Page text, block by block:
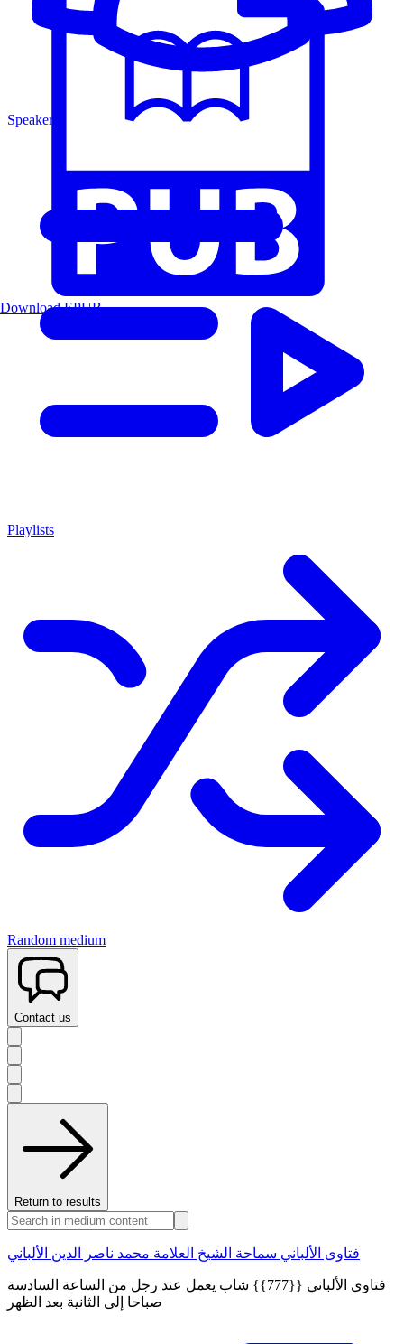
Speakers
Playlists
Random medium
Contact us
Return to results
فتاوى الألباني سماحة الشيخ العلامة محمد ناصر الدين الألباني
فتاوى الألباني {{777}} شاب يعمل عند رجل من الساعة السادسة
صباحا إلى الثانية بعد الظهر
Download EPUB